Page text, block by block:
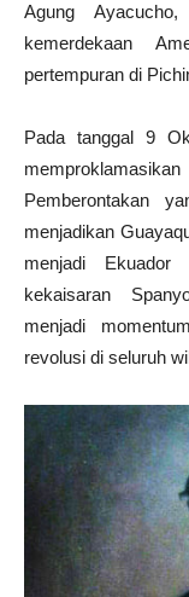
Agung
kemerdekaan
pertempuran di
Pada tanggal 9
Pemberontakan
menjadikan
menjadi
kekaisaran
menjadi
revolusi di seluruh